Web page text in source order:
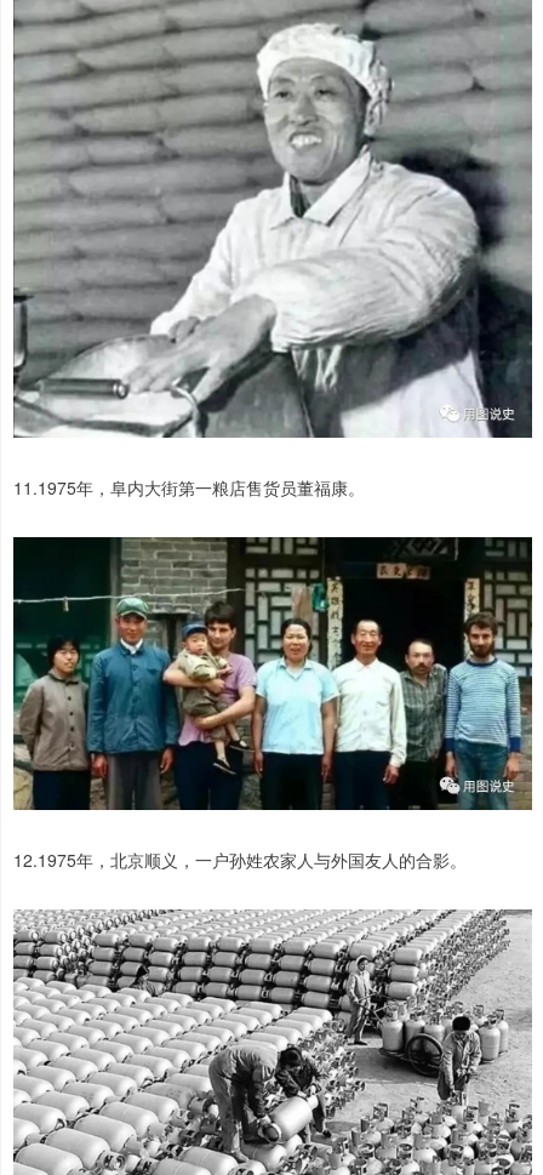
11.1975年，阜内大街第一粮店售货员董福康。
12.1975年，北京顺义，一户孙姓农家人与外国友人的合影。